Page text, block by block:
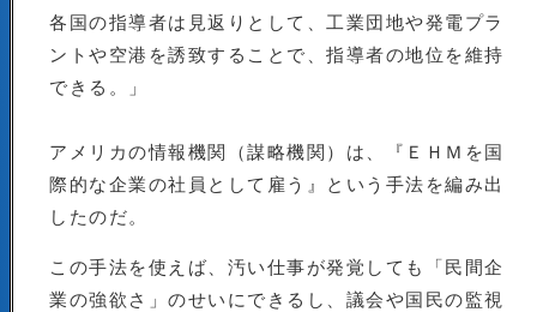
各国の指導者は見返りとして、工業団地や発電プラ
ントや空港を誘致することで、指導者の地位を維持
できる。」
アメリカの情報機関（謀略機関）は、『ＥＨＭを国
際的な企業の社員として雇う』という手法を編み出
したのだ。
この手法を使えば、汚い仕事が発覚しても「民間企
業の強欲さ」のせいにできるし、議会や国民の監視